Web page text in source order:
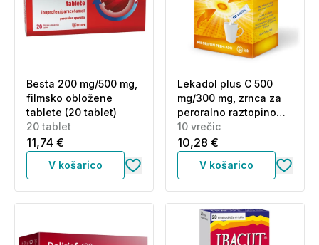
Besta 200 mg/500 mg,
filmsko obložene
tablete (20 tablet)
20 tablet
11,74 €
V košarico
Lekadol plus C 500
mg/300 mg, zrnca za
peroralno raztopino
(10 vrečic)
10 vrečic
10,28 €
V košarico